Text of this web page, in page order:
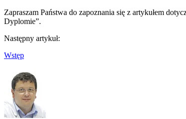
Zapraszam Państwa do zapoznania się z artykułem
Dyplomie”.
Następny artykuł:
Wstęp